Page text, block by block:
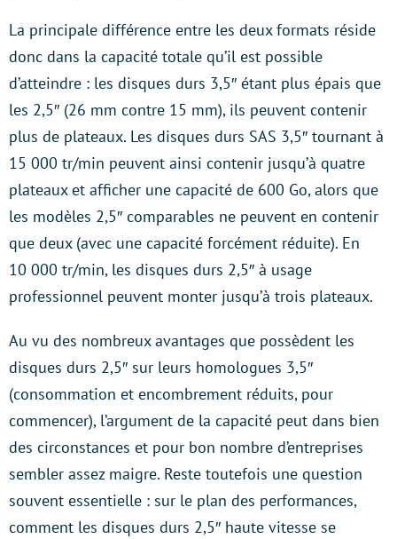
La principale différence entre les deux formats réside
donc dans la capacité totale qu’il est possible
d’atteindre : les disques durs 3,5″ étant plus épais que
les 2,5″ (26 mm contre 15 mm), ils peuvent contenir
plus de plateaux. Les disques durs SAS 3,5″ tournant à
15 000 tr/min peuvent ainsi contenir jusqu’à quatre
plateaux et afficher une capacité de 600 Go, alors que
les modèles 2,5″ comparables ne peuvent en contenir
que deux (avec une capacité forcément réduite). En
10 000 tr/min, les disques durs 2,5″ à usage
professionnel peuvent monter jusqu’à trois plateaux.
Au vu des nombreux avantages que possèdent les
disques durs 2,5″ sur leurs homologues 3,5″
(consommation et encombrement réduits, pour
commencer), l’argument de la capacité peut dans bien
des circonstances et pour bon nombre d’entreprises
sembler assez maigre. Reste toutefois une question
souvent essentielle : sur le plan des performances,
comment les disques durs 2,5″ haute vitesse se